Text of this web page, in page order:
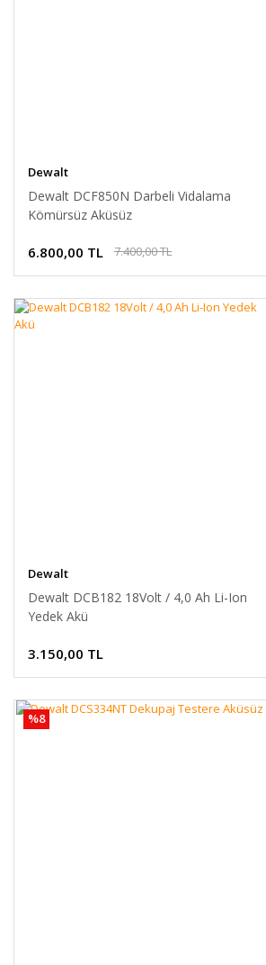
Dewalt
Dewalt DCF850N Darbeli Vidalama
Kömürsüz Aküsüz
6.800,00 TL 7.400,00 TL
Dewalt
Dewalt DCB182 18Volt / 4,0 Ah Li-Ion
Yedek Akü
3.150,00 TL
%8